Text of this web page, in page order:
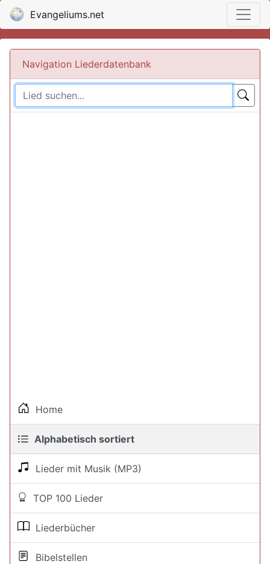
Evangeliums.net
Navigation Liederdatenbank
Home
Alphabetisch sortiert
Lieder mit Musik (MP3)
TOP 100 Lieder
Liederbücher
Bibelstellen